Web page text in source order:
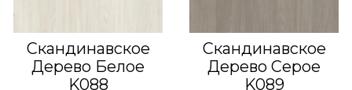
Скандинавское
Дерево Белое
K088
Скандинавское
Дерево Серое
K089